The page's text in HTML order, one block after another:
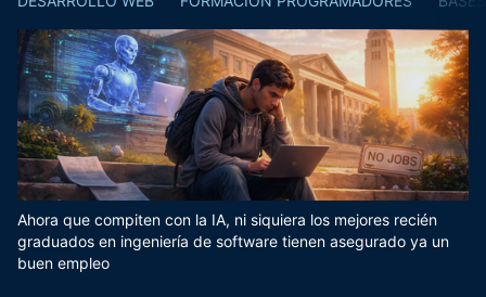
Ahora que compiten con la IA, ni siquiera los mejores recién
graduados en ingeniería de software tienen asegurado ya un
buen empleo